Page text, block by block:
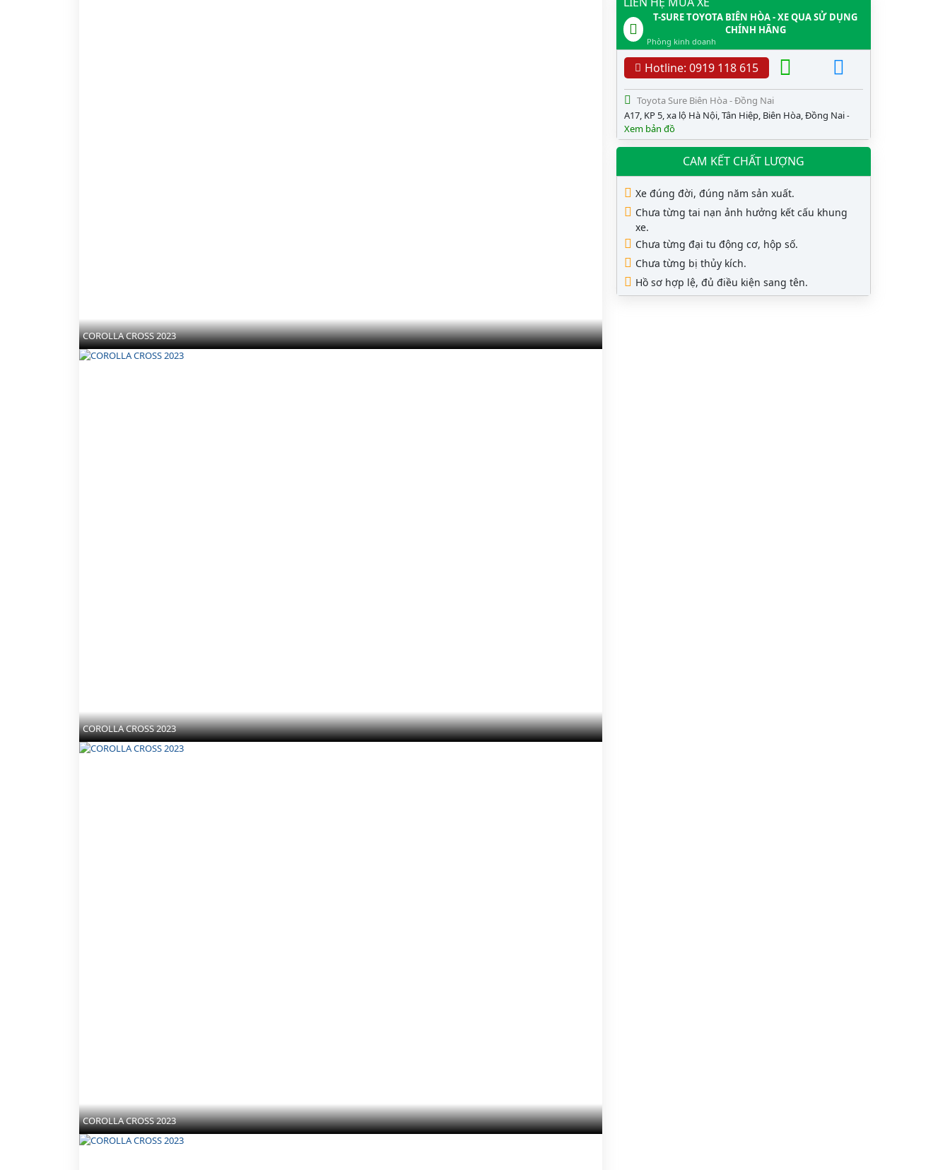
COROLLA CROSS 2023
COROLLA CROSS 2023
COROLLA CROSS 2023
T-SURE TOYOTA BIÊN HÒA - XE QUA SỬ DỤNG
CHÍNH HÃNG
Phòng kinh doanh
Hotline: 0919 118 615
Toyota Sure Biên Hòa - Đồng Nai
A17, KP 5, xa lộ Hà Nội, Tân Hiệp, Biên Hòa, Đồng Nai -
Xem bản đồ
CAM KẾT CHẤT LƯỢNG
Xe đúng đời, đúng năm sản xuất.
Chưa từng tai nạn ảnh hưởng kết cấu khung
xe.
Chưa từng đại tu động cơ, hộp số.
Chưa từng bị thủy kích.
Hồ sơ hợp lệ, đủ điều kiện sang tên.